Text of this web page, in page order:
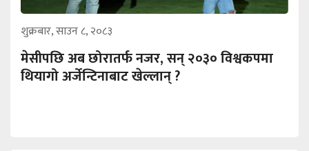
शुक्रबार, साउन ८, २०८३
मेसीपछि अब छोरातर्फ नजर, सन् २०३० विश्वकपमा
थियागो अर्जेन्टिनाबाट खेल्लान् ?